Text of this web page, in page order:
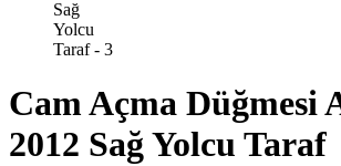
Cam Açma Düğmesi
2012 Sağ Yolcu Taraf